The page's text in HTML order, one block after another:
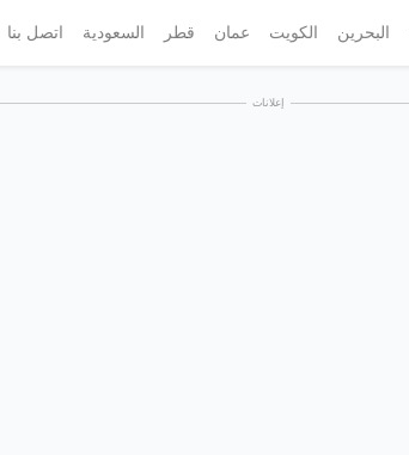
البحرين الكويت عمان قطر السعودية اتصل بنا
إعلانات